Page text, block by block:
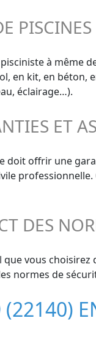
à même
en kit, en béton,
éclairage…).
ET
doit offrir une
DES
que vous
normes de
(22140)